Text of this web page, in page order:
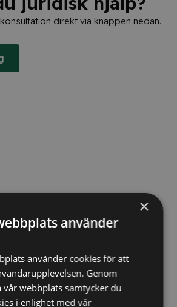
direkt via knappen nedan.
öppnar för
– lär dig vinna
×
använder
använder cookies för att
Genom
vår webbplats samtycker du
i enlighet med vår